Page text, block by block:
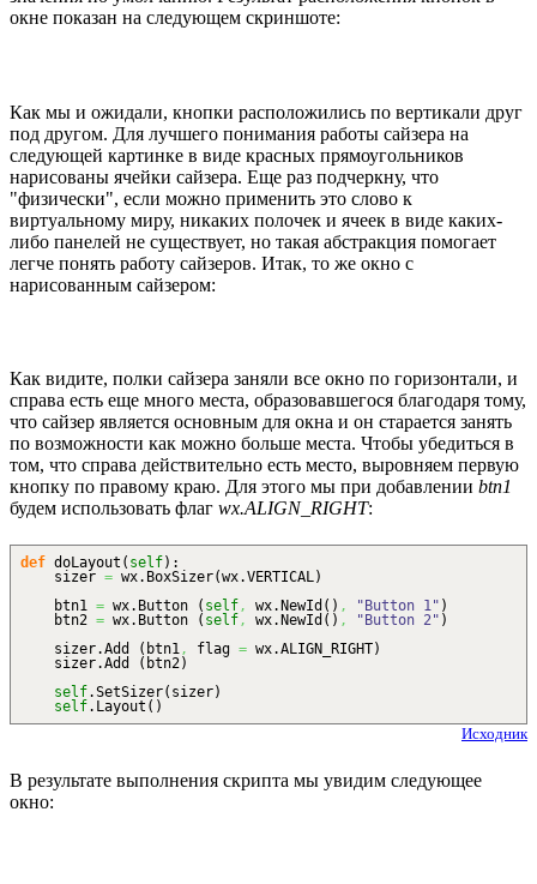
окне показан на следующем скриншоте:
Как мы и ожидали, кнопки расположились по вертикали друг
под другом. Для лучшего понимания работы сайзера на
следующей картинке в виде красных прямоугольников
нарисованы ячейки сайзера. Еще раз подчеркну, что
"физически", если можно применить это слово к
виртуальному миру, никаких полочек и ячеек в виде каких-
либо панелей не существует, но такая абстракция помогает
легче понять работу сайзеров. Итак, то же окно с
нарисованным сайзером:
Как видите, полки сайзера заняли все окно по горизонтали, и
справа есть еще много места, образовавшегося благодаря тому,
что сайзер является основным для окна и он старается занять
по возможности как можно больше места. Чтобы убедиться в
том, что справа действительно есть место, выровняем первую
кнопку по правому краю. Для этого мы при добавлении btn1
будем использовать флаг wx.ALIGN_RIGHT:
def doLayout ( self) :
sizer = wx. BoxSizer(wx.VERTICAL)
btn1 = wx. Button ( self, wx. NewId ( ) , "Button 1" )
btn2 = wx. Button ( self, wx. NewId ( ) , "Button 2" )
sizer.Add ( btn1, flag = wx.ALIGN_RIGHT)
sizer.Add ( btn2)
self.SetSizer( sizer)
self. Layout ( )
Исходник
В результате выполнения скрипта мы увидим следующее
окно: